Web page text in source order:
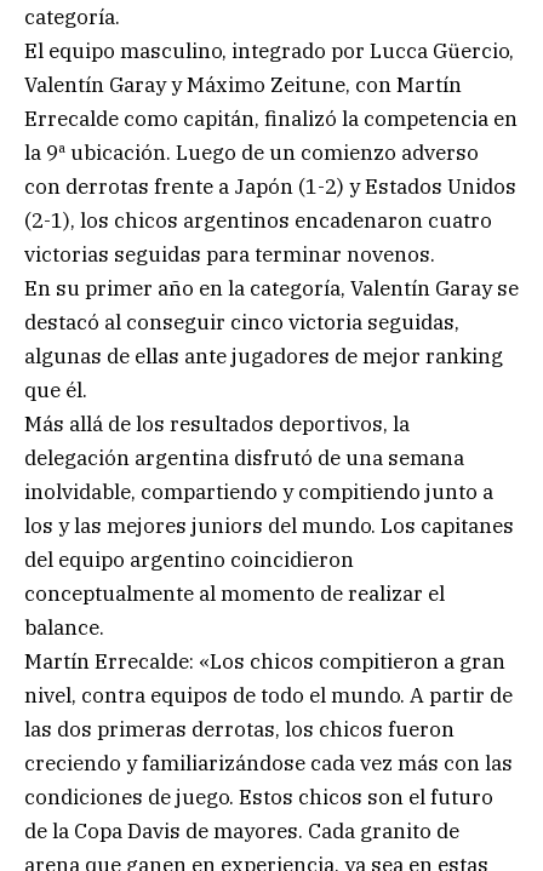
categoría.
El equipo masculino, integrado por Lucca Güercio,
Valentín Garay y Máximo Zeitune, con Martín
Errecalde como capitán, finalizó la competencia en
la 9ª ubicación. Luego de un comienzo adverso
con derrotas frente a Japón (1-2) y Estados Unidos
(2-1), los chicos argentinos encadenaron cuatro
victorias seguidas para terminar novenos.
En su primer año en la categoría, Valentín Garay se
destacó al conseguir cinco victoria seguidas,
algunas de ellas ante jugadores de mejor ranking
que él.
Más allá de los resultados deportivos, la
delegación argentina disfrutó de una semana
inolvidable, compartiendo y compitiendo junto a
los y las mejores juniors del mundo. Los capitanes
del equipo argentino coincidieron
conceptualmente al momento de realizar el
balance.
Martín Errecalde: «Los chicos compitieron a gran
nivel, contra equipos de todo el mundo. A partir de
las dos primeras derrotas, los chicos fueron
creciendo y familiarizándose cada vez más con las
condiciones de juego. Estos chicos son el futuro
de la Copa Davis de mayores. Cada granito de
arena que ganen en experiencia, ya sea en estas